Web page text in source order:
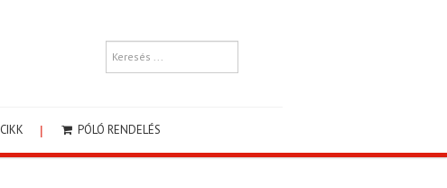
CIKK PÓLÓ RENDELÉS